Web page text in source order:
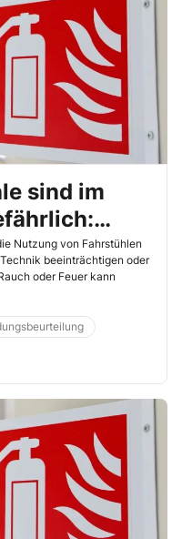
sind im
Nutzung von Fahrstühlen
beeinträchtigen oder
oder Feuer kann